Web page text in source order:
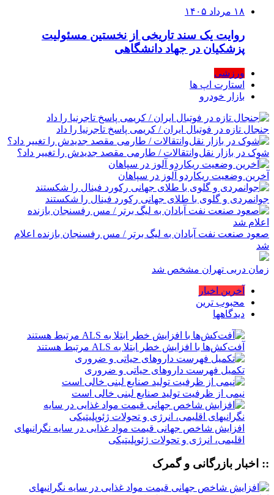
۱۸ مرداد ۱۴۰۵
روایت یک سند تاریخی از نخستین مسئولیت
پزشکیان در جهاد دانشگاهی
ورزشی
استارت اپ ها
بازار خودرو
جنجال تازه در فوتبال ایران / کریمی پاسخ تاجرنیا را داد
شوک در بازار نقل‌وانتقالات / طارمی مقصد جدیدش را تغییر داد؟
آخرین وضعیت ریکاردو آلوز در سپاهان
جوانمردی و گلوی با طلای جهانی رکورد فینال را شکستند
صعود صنعت نفت آبادان به لیگ برتر / مس رفسنجان بازنده اعلام
شد
زمان دربی تهران مشخص شد
آخرین اخبار
محبوب ترین
دیدگاهها
آفت‌کش‌ها با افزایش خطر ابتلا به ALS مرتبط هستند
تکمیل فهرست داروهای حیاتی و ضروری
نیمی از ظرفیت تولید صنایع لبنی خالی است
افزایش شاخص جهانی قیمت مواد غذایی در سایه نگرانیهای
اقلیمی، انرژی و تحولات ژئوپلیتیکی
:: اخبار بازرگانی و گمرک